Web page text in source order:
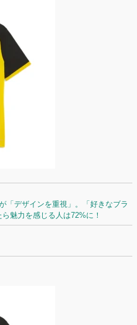
「デザインを重視」。「好きなブラ
魅力を感じる人は72%に！
が「プラスになった」と感じた保
納得して購入した」と価値を実感